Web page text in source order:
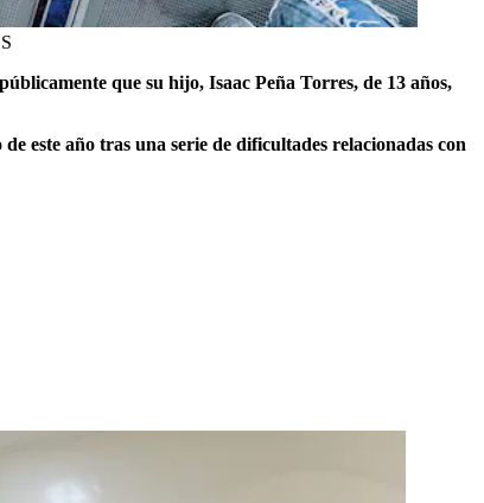
que su hijo, Isaac Peña Torres, de 13 años,
este año tras una serie de dificultades relacionadas con